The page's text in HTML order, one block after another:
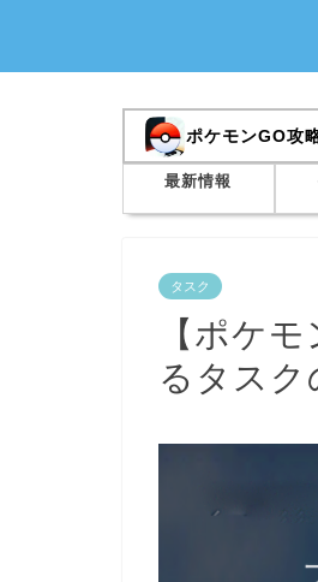
ポケモンGO攻
最新情報
タスク
【ポケ
るタス